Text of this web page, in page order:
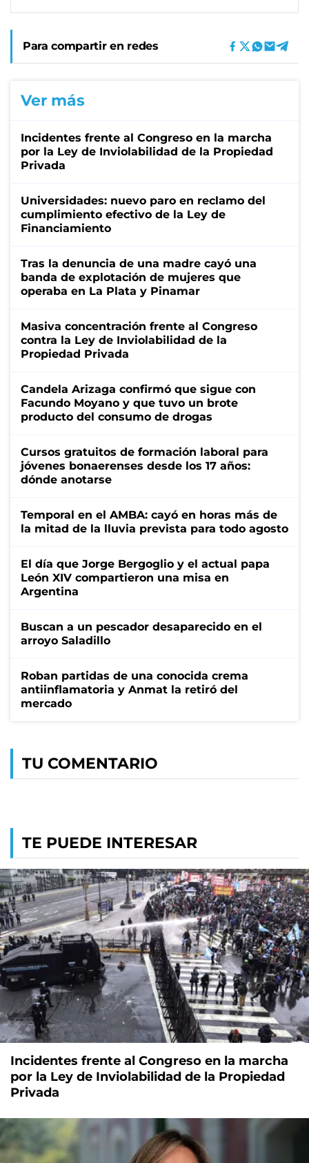
Para compartir en redes
Ver más
Incidentes frente al Congreso en la marcha
por la Ley de Inviolabilidad de la Propiedad
Privada
Universidades: nuevo paro en reclamo del
cumplimiento efectivo de la Ley de
Financiamiento
Tras la denuncia de una madre cayó una
banda de explotación de mujeres que
operaba en La Plata y Pinamar
Masiva concentración frente al Congreso
contra la Ley de Inviolabilidad de la
Propiedad Privada
Candela Arizaga confirmó que sigue con
Facundo Moyano y que tuvo un brote
producto del consumo de drogas
Cursos gratuitos de formación laboral para
jóvenes bonaerenses desde los 17 años:
dónde anotarse
Temporal en el AMBA: cayó en horas más de
la mitad de la lluvia prevista para todo agosto
El día que Jorge Bergoglio y el actual papa
León XIV compartieron una misa en
Argentina
Buscan a un pescador desaparecido en el
arroyo Saladillo
Roban partidas de una conocida crema
antiinflamatoria y Anmat la retiró del
mercado
TU COMENTARIO
TE PUEDE INTERESAR
Incidentes frente al Congreso en la marcha
por la Ley de Inviolabilidad de la Propiedad
Privada